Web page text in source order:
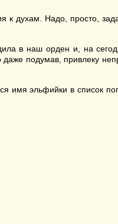
духам. Надо, просто,
в наш орден и, на
подумав, привлеку
имя эльфийки в список